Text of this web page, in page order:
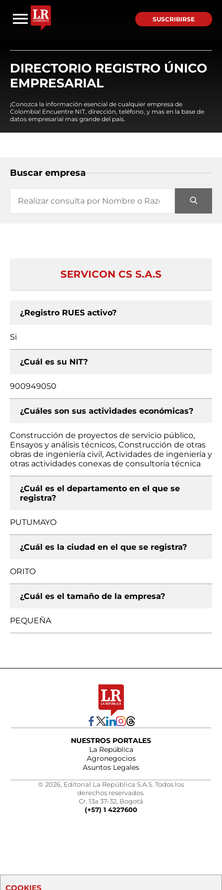
SUSCRIBIRSE
DIRECTORIO REGISTRO ÚNICO
EMPRESARIAL
¡Conozca la información esencial de cualquier empresa de
Colombia! Encuentre NIT, dirección, teléfono, y mas en la base de
datos empresarial mas grande del país.
Buscar empresa
SERVICON CS S.A.S
¿Registro RUES activo?
Si
¿Cuál es su NIT?
900949050
¿Cuáles son sus actividades económicas?
Construcción de proyectos de servicio público,
Ensayos y análisis técnicos, Construcción de otras
obras de ingeniería civil, Actividades de ingeniería y
otras actividades conexas de consultoría técnica
¿Cuál es el departamento en el que se
registra?
PUTUMAYO
¿Cuál es la ciudad en el que se registra?
ORITO
¿Cuál es el tamaño de la empresa?
PEQUEÑA
NUESTROS PORTALES
La República
Agronegocios
Asuntos Legales
© 2026, Editorial La República S.A.S. Todos los
derechos reservados.
Cr. 13a 37-32, Bogotá
(+57) 1 4227600
COOKIES